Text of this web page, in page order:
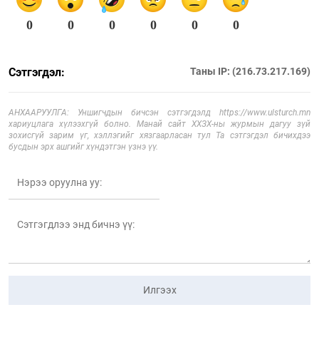
0 0 0 0 0 0
Сэтгэгдэл: Таны IP: (216.73.217.169)
АНХААРУУЛГА: Уншигчдын бичсэн сэтгэгдэлд https://www.ulsturch.mn
хариуцлага хүлээхгүй болно. Манай сайт ХХЗХ-ны журмын дагуу зүй
зохисгүй зарим үг, хэллэгийг хязгаарласан тул Та сэтгэгдэл бичихдээ
бусдын эрх ашгийг хүндэтгэн үзнэ үү.
Илгээх